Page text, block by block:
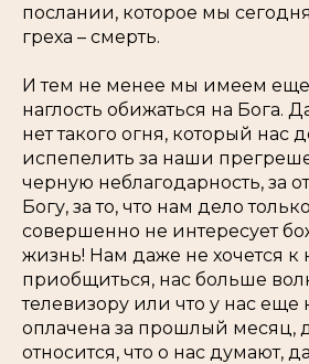
послании, которое мы
греха – смерть.
И тем не менее мы имеем еще
наглость обижаться на Бога.
нет такого огня, который нас
испепелить за наши
черную неблагодарность, за
Богу, за то, что нам дело
совершенно не интересует
жизнь! Нам даже не хочется к
приобщиться, нас больше
телевизору или что у нас еще
оплачена за прошлый месяц,
относится, что о нас думают,